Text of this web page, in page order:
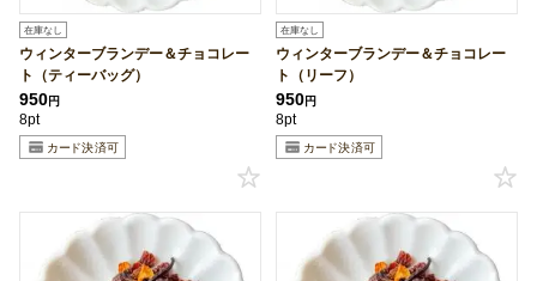
在庫なし
ウィンターブランデー＆チョコレー
ト（ティーバッグ）
950円
8pt
在庫なし
ウィンターブランデー＆チョコレー
ト（リーフ）
950円
8pt